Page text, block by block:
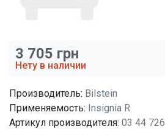
3 705 грн
Нету в наличии
Производитель: Bilstein
Применяемость: Insignia R
Артикул производителя: 03 44 726